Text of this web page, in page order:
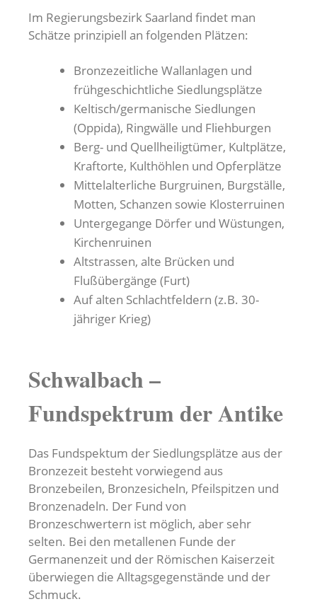
Im Regierungsbezirk Saarland findet man
Schätze prinzipiell an folgenden Plätzen:
Bronzezeitliche Wallanlagen und
frühgeschichtliche Siedlungsplätze
Keltisch/germanische Siedlungen
(Oppida), Ringwälle und Fliehburgen
Berg- und Quellheiligtümer, Kultplätze,
Kraftorte, Kulthöhlen und Opferplätze
Mittelalterliche Burgruinen, Burgställe,
Motten, Schanzen sowie Klosterruinen
Untergegange Dörfer und Wüstungen,
Kirchenruinen
Altstrassen, alte Brücken und
Flußübergänge (Furt)
Auf alten Schlachtfeldern (z.B. 30-
jähriger Krieg)
Schwalbach –
Fundspektrum der Antike
Das Fundspektum der Siedlungsplätze aus der
Bronzezeit besteht vorwiegend aus
Bronzebeilen, Bronzesicheln, Pfeilspitzen und
Bronzenadeln. Der Fund von
Bronzeschwertern ist möglich, aber sehr
selten. Bei den metallenen Funde der
Germanenzeit und der Römischen Kaiserzeit
überwiegen die Alltagsgegenstände und der
Schmuck.